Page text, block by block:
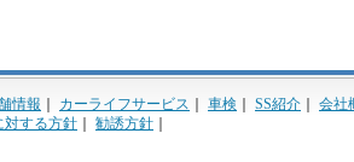
情報 カーライフサービス 車検 SS紹介
会社
対する方針
勧誘方針